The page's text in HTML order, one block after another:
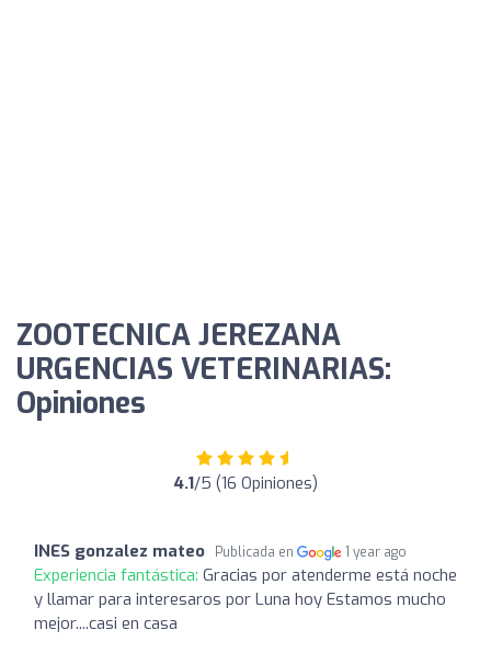
ZOOTECNICA JEREZANA
URGENCIAS VETERINARIAS:
Opiniones
4.1/5 (16 Opiniones)
INES gonzalez mateo Publicada en 1 year ago
Experiencia fantástica: Gracias por atenderme está noche
y llamar para interesaros por Luna hoy Estamos mucho
mejor....casi en casa